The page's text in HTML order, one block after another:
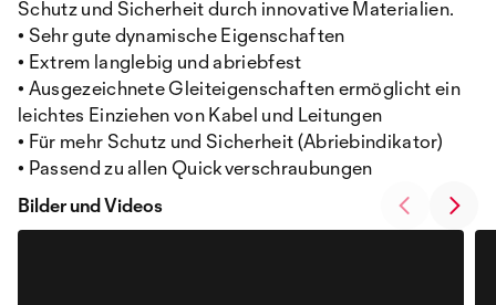
Schutz und Sicherheit durch innovative Materialien.
• Sehr gute dynamische Eigenschaften
• Extrem langlebig und abriebfest
• Ausgezeichnete Gleiteigenschaften ermöglicht ein
leichtes Einziehen von Kabel und Leitungen
• Für mehr Schutz und Sicherheit (Abriebindikator)
• Passend zu allen Quickverschraubungen
Bilder und Videos